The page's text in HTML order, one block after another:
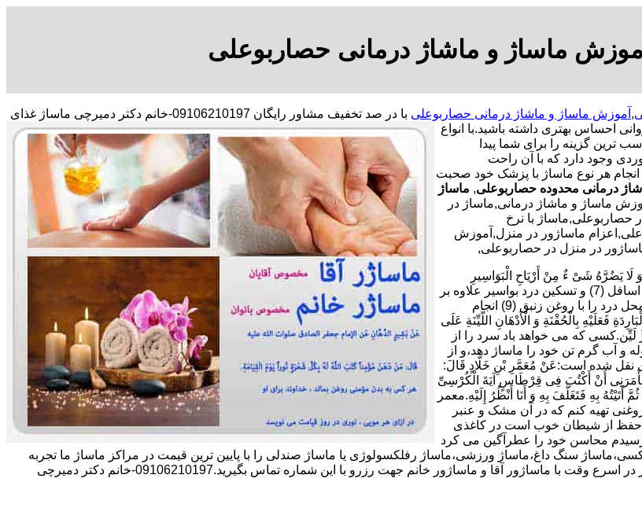
ماساژ و ماشاژ درمانی حصاربوعلی
, آموزش ماساژ و ماشاژ درمانی حصاربوعلی
با در صد تخفیف مشاور رایگان 09106210197-خانم دکتر دمیرچی ماساژ غذای
احساس بهتری داشته باشید.با انواع
ترین گزینه را برای شما پیدا
وجود دارد که با آن راحت
انجام هر نوع ماساژ با پزشک خود صحبت
درمانی محدوده حصاربوعلی, ماساژ
ماساژ و ماشاژ درمانی,ماساژ در
حصاربوعلی,ماساژ با نرخ
ماساژور در منزل,آموزش
در منزل در حصاربوعلی,
یَضُرَّهُ شَیْ ءٌ مِنْ أَرْیَاحِ الْبَوَاسِیرِ
فَلْیَأْکُلْ سَبْعَ تَمَرَاتٍ هَیْرُونٍ بِسَمْنِ بَقَرٍ وَ یَدَّهِنْ أُنْثَیَیْهِ بِزِئْبَقٍ خَالِص.برای رهایی از درد اسافل (7) و تسکین درد بواسیر علاوه بر
خوردن هر شب هفت دانه خرمای برنیک (8) با کمی کره گاو،چرب کردن و ماساژ محل درد را با روغن زنبق (9) انجام
فَعَلَیْهِ بِالْحُقْنَةِ وَ الْأَدْهَانِ اللَّیِّنَةِ عَلَى
لَیِّن.کسی که می خواهد باد سرد را از
نرم بمالد و با حوله و آب گرم تن خود را ماساژ دهد،و از
ملایمی ملزم باشد(11).در حدیث دیگری نقل شده است:عَنْ مُعَمَّرِ بْنِ خَلَّادٍ قَالَ:
فَأَمَرَنِی أَنْ أَکْتُبَ فِی قِرْطَاسٍ آیَةَ الْکُرْسِیِّ
بِهِ فَتَغَلَّفَ بِهِ وَ أَنَا أَنْظُرُ إِلَیْهِ.معمر
تهیه کنم که در آن مشک و عنبر
حفظ از شیطان خوب است در کاغذى
رسیدم محاسن خود را عطرآگین می کرد
ریلکسی،ماساژ سنگ داغ،ماساژ ورزشی،ماساژ رفلکسولوژی یا ماساژ صندلی را با پایین ترین قیمت در مراکز ماساژ ما تجربه
آقا و ماساژور خانم جهت رزرو با این شماره تماس بگیرید.09106210197-خانم دکتر دمیرچی